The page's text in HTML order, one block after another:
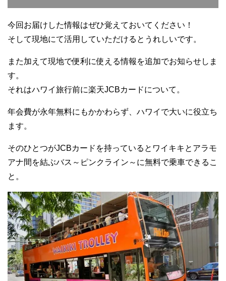
今回お届けした情報はぜひ覚えておいてください！
そして現地にて活用していただけるとうれしいです。
また加えて現地で便利に使える情報を追加でお知らせしま
す。
それはハワイ旅行前に楽天JCBカードについて。
年会費が永年無料にもかかわらず、ハワイで大いに役立ち
ます。
そのひとつがJCBカードを持っているとワイキキとアラモ
アナ間を結ぶバス～ピンクライン～に無料で乗車できるこ
と。